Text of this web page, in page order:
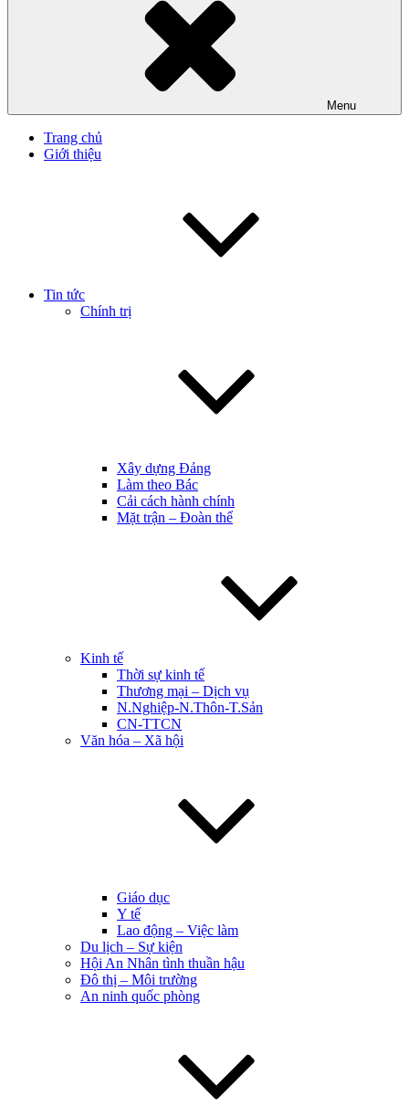
Menu
Trang chủ
Giới thiệu
Tin tức
Chính trị
Xây dựng Đảng
Làm theo Bác
Cải cách hành chính
Mặt trận – Đoàn thể
Kinh tế
Thời sự kinh tế
Thương mại – Dịch vụ
N.Nghiệp-N.Thôn-T.Sản
CN-TTCN
Văn hóa – Xã hội
Giáo dục
Y tế
Lao động – Việc làm
Du lịch – Sự kiện
Hội An Nhân tình thuần hậu
Đô thị – Môi trường
An ninh quốc phòng